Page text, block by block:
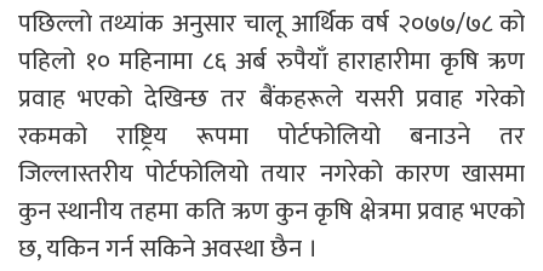
पछिल्लो तथ्यांक अनुसार चालू आर्थिक वर्ष २०७७/७८ को
पहिलो १० महिनामा ८६ अर्ब रुपैयाँ हाराहारीमा कृषि ऋण
प्रवाह भएको देखिन्छ तर बैंकहरूले यसरी प्रवाह गरेको
रकमको राष्ट्रिय रूपमा पोर्टफोलियो बनाउने तर
जिल्लास्तरीय पोर्टफोलियो तयार नगरेको कारण खासमा
कुन स्थानीय तहमा कति ऋण कुन कृषि क्षेत्रमा प्रवाह भएको
छ, यकिन गर्न सकिने अवस्था छैन ।